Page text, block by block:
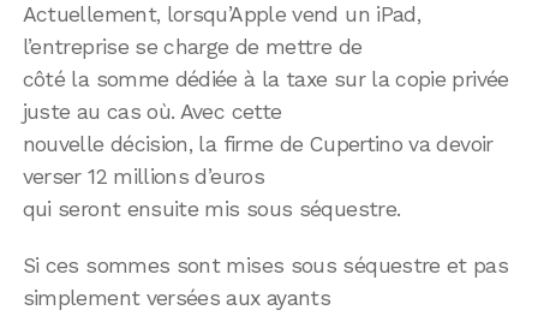
Actuellement, lorsqu’Apple vend un iPad,
l’entreprise se charge de mettre de
côté la somme dédiée à la taxe sur la copie privée
juste au cas où. Avec cette
nouvelle décision, la firme de Cupertino va devoir
verser 12 millions d’euros
qui seront ensuite mis sous séquestre.
Si ces sommes sont mises sous séquestre et pas
simplement versées aux ayants